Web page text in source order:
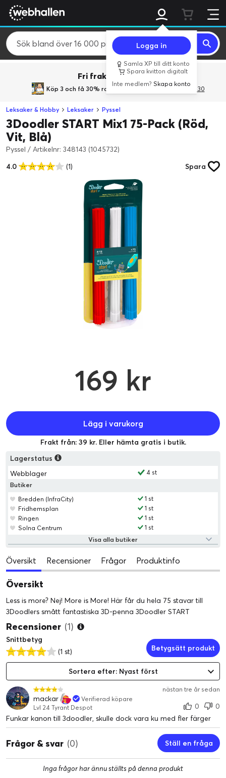
Logga in
Samla XP till ditt konto
Spara kvitton digitalt
Inte medlem?Skapa konto
Fri frakt över 800 kr.
Köp 3 och få 30% rabatt med rabattkoden 3Gives30
Leksaker & Hobby Leksaker Pyssel
3Doodler START Mix1 75-Pack (Röd,
Vit, Blå)
Pyssel / Artikelnr: 348143 (1045732)
4.0
(1) Spara
169 kr
Lägg i varukorg
Frakt från: 39 kr. Eller hämta gratis i butik.
Lagerstatus
Webblager
4 st
Butiker
Bredden (InfraCity)
1 st
Fridhemsplan
1 st
Ringen
1 st
Solna Centrum
1 st
Visa alla butiker
Översikt Recensioner Frågor Produktinfo
Översikt
Less is more? Nej! More is More! Här får du hela 75 stavar till
3Doodlers smått fantastiska 3D-penna 3Doodler START
Recensioner (1)
Snittbetyg
(1 st)
Betygsätt produkt
Sortera efter: Nyast först
nästan tre år sedan
mackar
Verifierad köpare
Lvl 24 Tyrant Despot
0
0
Funkar kanon till 3doodler, skulle dock vara ku med fler färger
Frågor & svar (0) Ställ en fråga
Inga frågor har ännu ställts på denna produkt